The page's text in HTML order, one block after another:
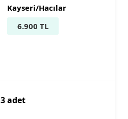
Kayseri/Hacılar
6.900 TL
3 adet